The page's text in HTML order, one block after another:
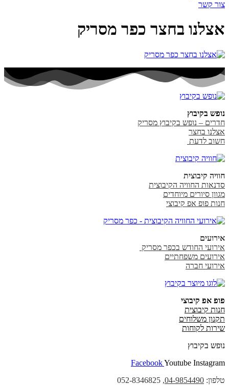
צור קשר
אצלנו בחצר כפר מסריק
נופש בקיבוץ
חדרים – נופש בקיבוץ מסריק
אצלנו בחצר
חשוב לדעת
חוויה קיבוצית
סדנאות החוויה הקיבוצית
מגוון סיורים מיוחדים
חנות פופ אפ קיבוצי
אירועים
אירועי החודש בכפר מסריק
אירועים משפחתיים
אירועי חברה
פופ אפ קיבוצי
חנות קיבוצית
תקנון משלוחים
שירות לקוחות
נופש בקיבוץ
FacebookYoutube Instagram
טלפון: 04-9854490
, 052-8346825